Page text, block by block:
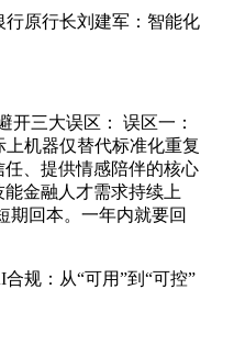
原行长刘建军：智能化
开三大误区： 误区一：
机器仅替代标准化重复
、提供情感陪伴的核心
金融人才需求持续上
期回本。一年内就要回
规：从“可用”到“可控”